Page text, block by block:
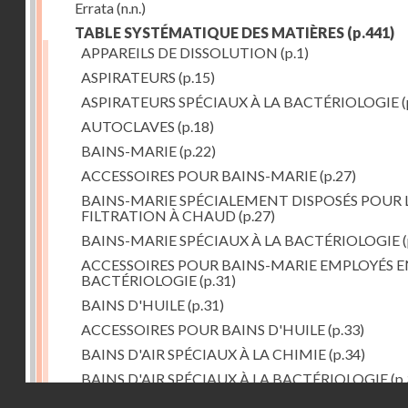
Errata(n.n.)
TABLE SYSTÉMATIQUE DES MATIÈRES (p.441)
APPAREILS DE DISSOLUTION (p.1)
ASPIRATEURS (p.15)
ASPIRATEURS SPÉCIAUX À LA BACTÉRIOLOGIE
AUTOCLAVES (p.18)
BAINS-MARIE(p.22)
ACCESSOIRES POUR BAINS-MARIE(p.27)
BAINS-MARIE SPÉCIALEMENT DISPOSÉS POUR
FILTRATION À CHAUD (p.27)
BAINS-MARIE SPÉCIAUX À LA BACTÉRIOLOGIE
ACCESSOIRES POUR BAINS-MARIE EMPLOYÉS
BACTÉRIOLOGIE(p.31)
BAINS D'HUILE(p.31)
ACCESSOIRES POUR BAINS D'HUILE(p.33)
BAINS D'AIR SPÉCIAUX À LA CHIMIE(p.34)
BAINS D'AIR SPÉCIAUX À LA BACTÉRIOLOGIE